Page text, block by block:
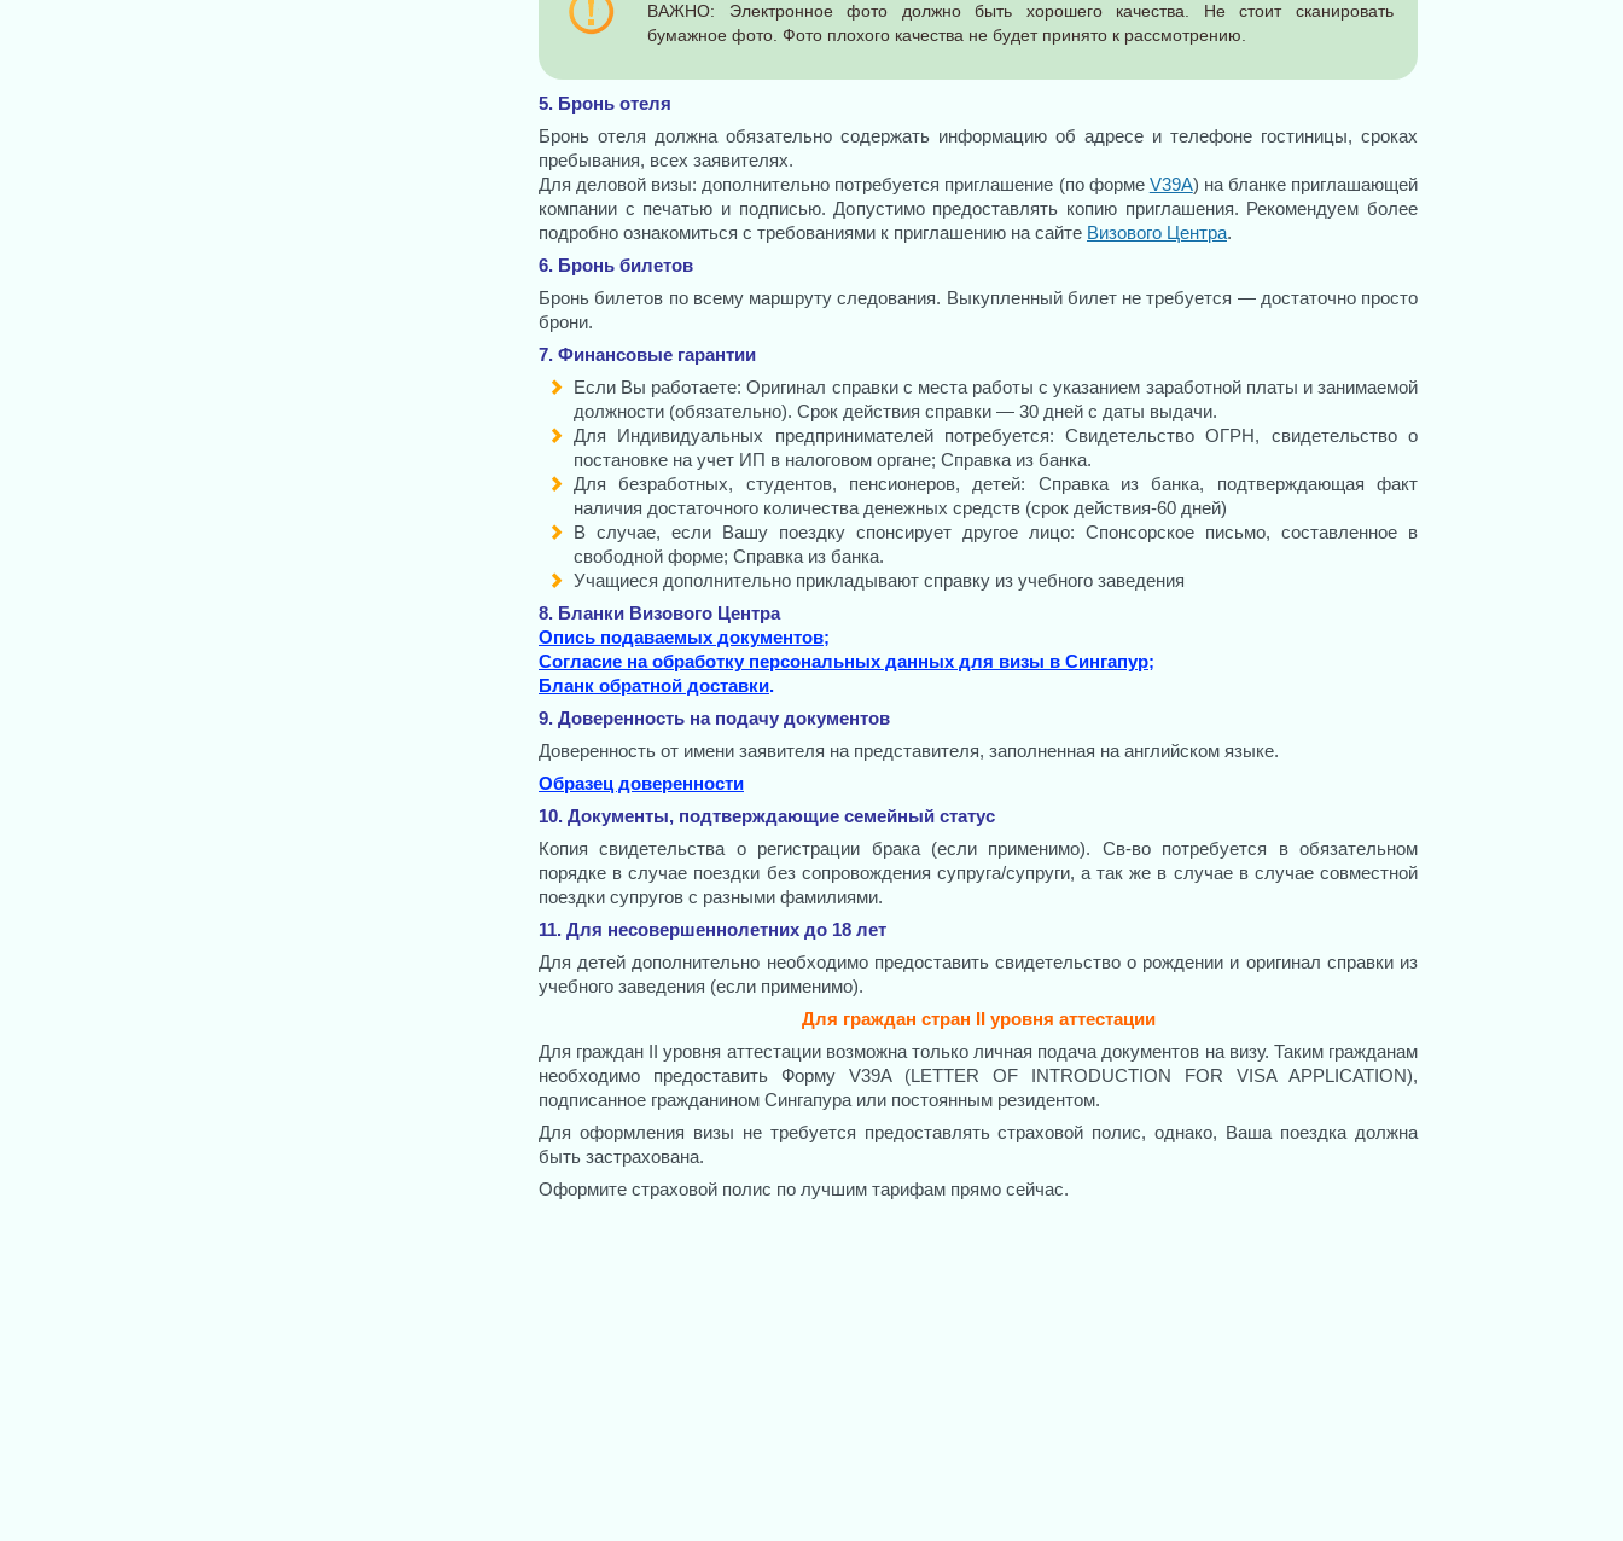
ВАЖНО: Электронное фото должно быть хорошего качества. Не стоит сканировать
бумажное фото. Фото плохого качества не будет принято к рассмотрению.
5. Бронь отеля
Бронь отеля должна обязательно содержать информацию об адресе и телефоне гостиницы, сроках
пребывания, всех заявителях.
Для деловой визы: дополнительно потребуется приглашение (по форме V39A) на бланке приглашающей
компании с печатью и подписью. Допустимо предоставлять копию приглашения. Рекомендуем более
подробно ознакомиться с требованиями к приглашению на сайте Визового Центра.
6. Бронь билетов
Бронь билетов по всему маршруту следования. Выкупленный билет не требуется — достаточно просто
брони.
7. Финансовые гарантии
Если Вы работаете: Оригинал справки с места работы с указанием заработной платы и занимаемой
должности (обязательно). Срок действия справки — 30 дней с даты выдачи.
Для Индивидуальных предпринимателей потребуется: Свидетельство ОГРН, свидетельство о
постановке на учет ИП в налоговом органе; Справка из банка.
Для безработных, студентов, пенсионеров, детей: Справка из банка, подтверждающая факт
наличия достаточного количества денежных средств (срок действия-60 дней)
В случае, если Вашу поездку спонсирует другое лицо: Спонсорское письмо, составленное в
свободной форме; Справка из банка.
Учащиеся дополнительно прикладывают справку из учебного заведения
8. Бланки Визового Центра
Опись подаваемых документов;
Согласие на обработку персональных данных для визы в Сингапур;
Бланк обратной доставки.
9. Доверенность на подачу документов
Доверенность от имени заявителя на представителя, заполненная на английском языке.
Образец доверенности
10. Документы, подтверждающие семейный статус
Копия свидетельства о регистрации брака (если применимо). Св-во потребуется в обязательном
порядке в случае поездки без сопровождения супруга/супруги, а так же в случае в случае совместной
поездки супругов с разными фамилиями.
11. Для несовершеннолетних до 18 лет
Для детей дополнительно необходимо предоставить свидетельство о рождении и оригинал справки из
учебного заведения (если применимо).
Для граждан стран II уровня аттестации
Для граждан II уровня аттестации возможна только личная подача документов на визу. Таким гражданам
необходимо предоставить Форму V39A (LETTER OF INTRODUCTION FOR VISA APPLICATION),
подписанное гражданином Сингапура или постоянным резидентом.
Для оформления визы не требуется предоставлять страховой полис, однако, Ваша поездка должна
быть застрахована.
Оформите страховой полис по лучшим тарифам прямо сейчас.